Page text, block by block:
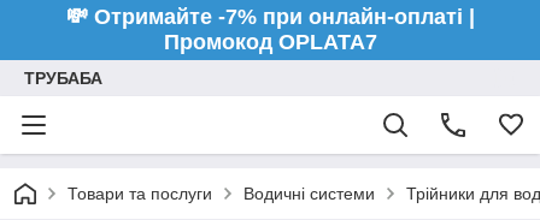
💸 Отримайте -7% при онлайн-оплаті |
Промокод OPLATA7
ТРУБАБА
Товари та послуги Водичні системи Трійники для